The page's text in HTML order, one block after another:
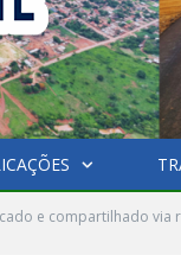
e compartilhado